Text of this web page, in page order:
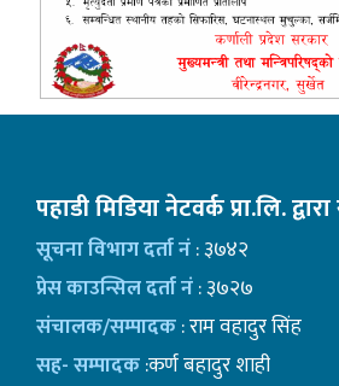
पहाडी मिडिया नेटवर्क प्रा.लि.
सूचना विभाग दर्ता नं: ३७४२
प्रेस काउन्सिल दर्ता नं: ३७२७
संचालक/सम्पादक: राम वहादुर सिंह
सह- सम्पादक:कर्ण बहादुर शाही